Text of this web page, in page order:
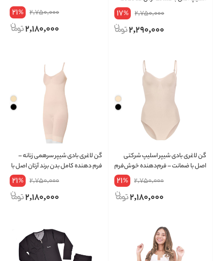
2,750,000
17%
2,290,000
2,750,000
21%
2,180,000
گن لاغری بادی شیپر اسلیپ شرکتی
اصل با ضمانت – فرم‌دهنده خوش‌فرم
2,750,000
21%
2,180,000
گن لاغری بادی شیپر سرهمی زنانه –
فرم‌ دهنده کامل بدن برند آرتان اصل با
2,750,000
21%
2,180,000